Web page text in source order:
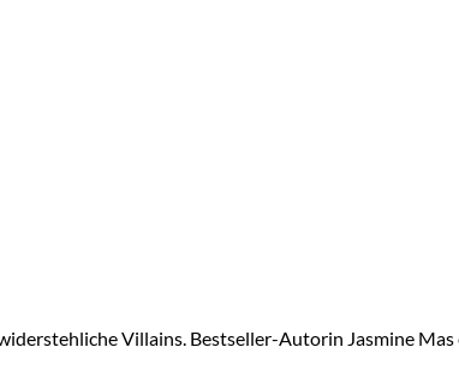
Villains. Bestseller-Autorin Jasmine